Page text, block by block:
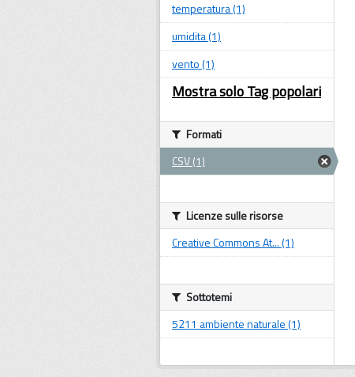
temperatura (1)
umidita (1)
vento (1)
Mostra solo Tag popolari
Formati
CSV (1)
Licenze sulle risorse
Creative Commons At... (1)
Sottotemi
5211 ambiente naturale (1)